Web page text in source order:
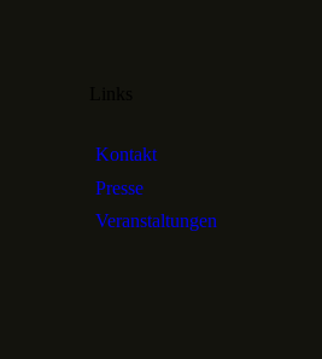
Kontakt
Presse
Veranstaltungen